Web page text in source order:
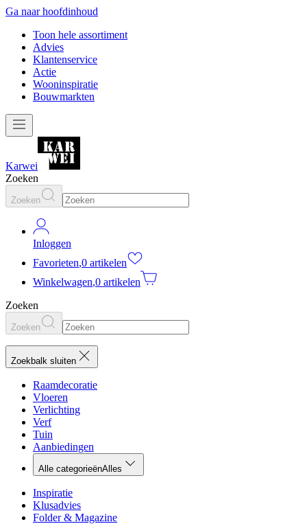
Ga naar hoofdinhoud
Toon hele assortiment
Advies
Klantenservice
Actie
Wooninspiratie
Bouwmarkten
Karwei
Zoeken
Zoeken
Inloggen
Favorieten,0 artikelen
Winkelwagen,0 artikelen
Zoeken
Zoeken
Zoekbalk sluiten
Raamdecoratie
Vloeren
Verlichting
Verf
Tuin
Aanbiedingen
Alle categorieënAlles
Inspiratie
Klusadvies
Folder & Magazine